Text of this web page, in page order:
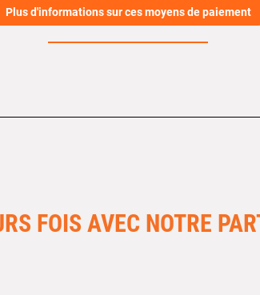
Plus d'informations sur ces moyens de paiement
FOIS AVEC NOTRE